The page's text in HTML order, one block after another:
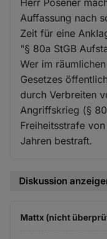
Herr Posener
Auffassung nach
Zeit für eine
"§ 80a StGB
Wer im
Gesetzes
durch Verbreiten
Angriffskrieg (§
Freiheitsstrafe
Jahren bestraft.
Diskussion
Mattx (nicht